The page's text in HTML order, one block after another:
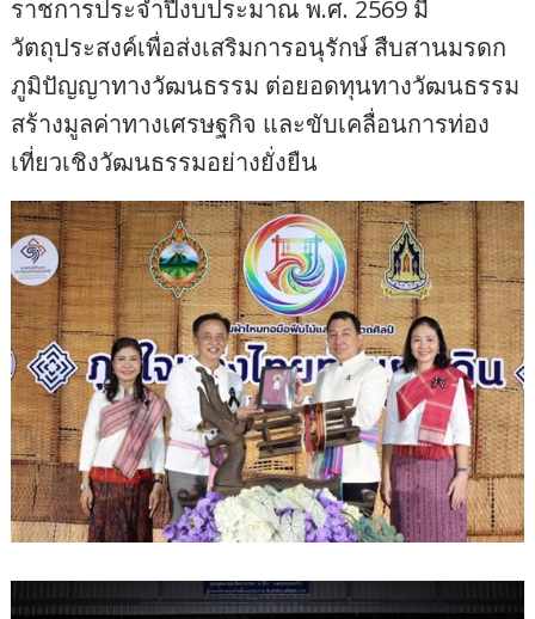
ราชการประจำปีงบประมาณ พ.ศ. 2569 มี
วัตถุประสงค์เพื่อส่งเสริมการอนุรักษ์ สืบสานมรดก
ภูมิปัญญาทางวัฒนธรรม ต่อยอดทุนทางวัฒนธรรม
สร้างมูลค่าทางเศรษฐกิจ และขับเคลื่อนการท่อง
เที่ยวเชิงวัฒนธรรมอย่างยั่งยืน